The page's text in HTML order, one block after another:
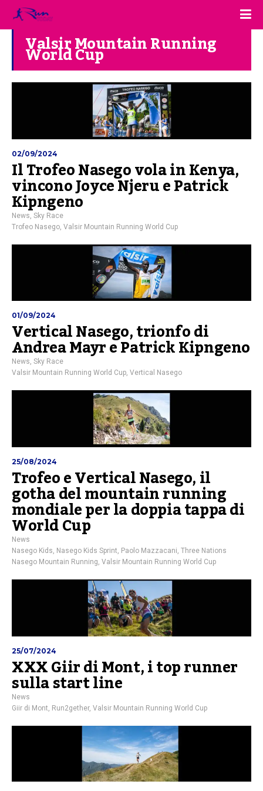
Valsir Mountain Running
World Cup
02/09/2024
Il Trofeo Nasego vola in Kenya,
vincono Joyce Njeru e Patrick
Kipngeno
News Sky Race
Trofeo Nasego Valsir Mountain Running World Cup
01/09/2024
Vertical Nasego, trionfo di
Andrea Mayr e Patrick Kipngeno
News, Sky Race
Valsir Mountain Running World Cup, Vertical Nasego
25/08/2024
Trofeo e Vertical Nasego, il
gotha del mountain running
mondiale per la doppia tappa di
World Cup
News
Nasego Kids, Nasego Kids Sprint, Paolo Mazzacani, Three Nations
Nasego Mountain Running, Valsir Mountain Running World Cup
25/07/2024
XXX Giir di Mont, i top runner
sulla start line
News
Giir di Mont Run2gether, Valsir Mountain Running World Cup